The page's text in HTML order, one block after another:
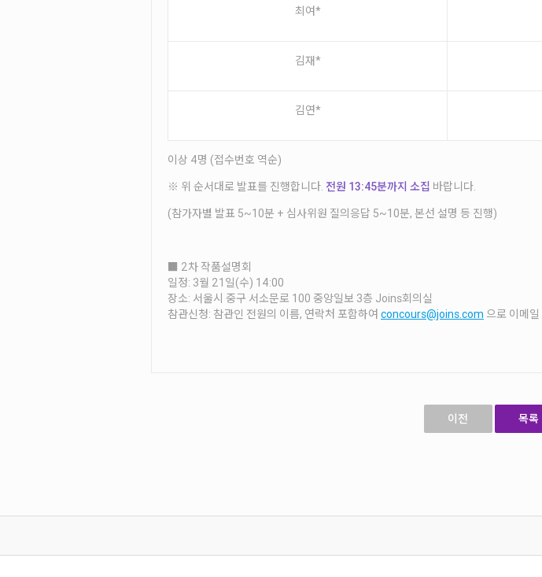
최여*
김재*
김연*
이상 4명 (접수번호 역순)
※ 위 순서대로 발표를 진행합니다. 전원 13:45분까지 소집 바랍니다.
(참가자별 발표 5~10분 + 심사위원 질의응답 5~10분, 본선 설명 등 진행)
■ 2차 작품설명회
일정: 3월 21일(수) 14:00
장소: 서울시 중구 서소문로 100 중앙일보 3층 Joins회의실
참관신청: 참관인 전원의 이름, 연락처 포함하여 concours@joins.com 으로 이메
이전 목록